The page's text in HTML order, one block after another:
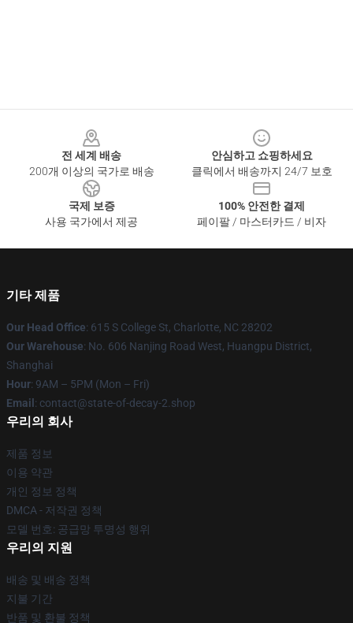
전 세계 배송
200개 이상의 국가로 배송
안심하고 쇼핑하세요
클릭에서 배송까지 24/7 보호
국제 보증
사용 국가에서 제공
100% 안전한 결제
페이팔 / 마스터카드 / 비자
기타 제품
Our Head Office: 615 S College St, Charlotte, NC 28202
Our Warehouse: No. 606 Nanjing Road West, Huangpu District,
Shanghai
Hour: 9AM – 5PM (Mon – Fri)
Email : contact@state-of-decay-2.shop
우리의 회사
제품 정보
이용 약관
개인 정보 정책
DMCA - 저작권 정책
모델 번호: 공급망 투명성 행위
우리의 지원
배송 및 배송 정책
지불 기간
반품 및 환불 정책